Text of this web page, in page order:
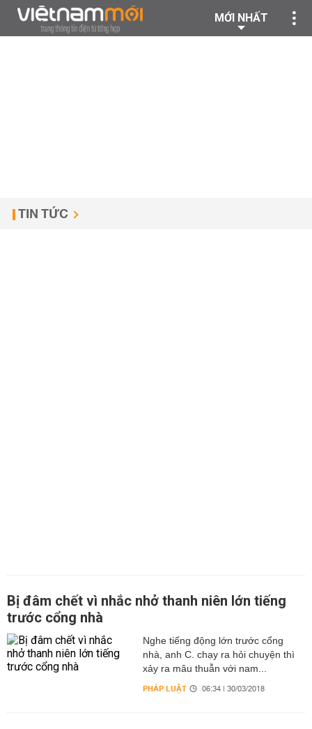
MỚI NHẤT
TIN TỨC
Bị đâm chết vì nhắc nhở thanh niên lớn tiếng
trước cổng nhà
Nghe tiếng động lớn trước cổng
nhà, anh C. chạy ra hỏi chuyện thì
xảy ra mâu thuẫn với nam...
PHÁP LUẬT 06:34 | 30/03/2018